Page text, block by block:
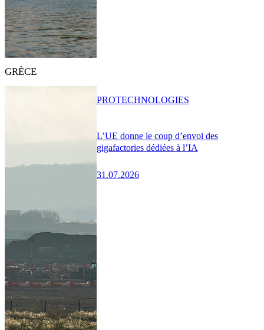
GRÈCE
L’UE donne le coup d’envoi des
gigafactories dédiées à l’IA
31.07.2026
PROTECHNOLOGIES